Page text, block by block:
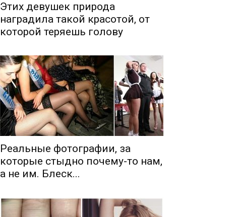
Этих девушек природа
наградила такой красотой, от
которой теряешь голову
Реальные фотографии, за
которые стыдно почему-то нам,
а не им. Блеск...